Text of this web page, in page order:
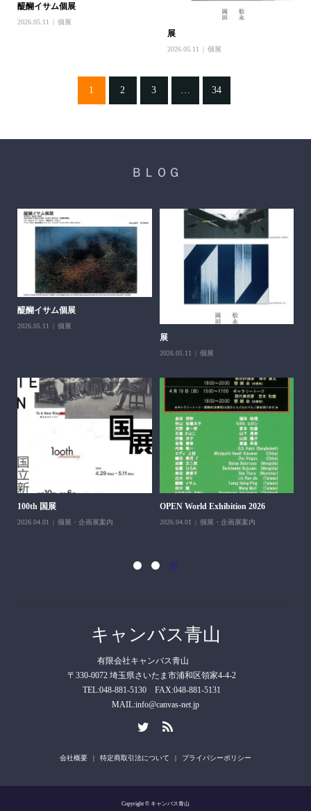
醍醐イサム個展
2026.05.11 個展
展
2026.05.11 個展
1 2 3 34
ＢＬＯＧ
醍醐イサム個展
2026.05.11 個展
展
2026.05.11 個展
100th 国展
2026.04.01 個展・企画展案内
OPEN World Exhibition 2026
2026.04.01 個展・企画展案内
キャンバス青山
有限会社キャンバス青山
〒330-0072 埼玉県さいたま市浦和区領家4-4-2
TEL:048-881-5130 FAX:048-881-5131
MAIL:info@canvas-net.jp
会社概要 特定商取引法について プライバシーポリシー
Copyright © キャンバス青山